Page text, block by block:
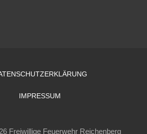
IMPRESSUM
Freiwillige Feuerwehr Reichenberg